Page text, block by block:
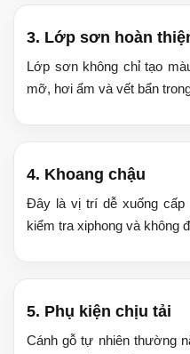
3. Lớp sơn hoàn
Lớp sơn không chỉ tạo
mỡ, hơi ẩm và vết bẩn
4. Khoang chậu
Đây là vị trí dễ xuống cấp
kiểm tra xiphong và không
5. Phụ kiện chịu tải
Cánh gỗ tự nhiên thường